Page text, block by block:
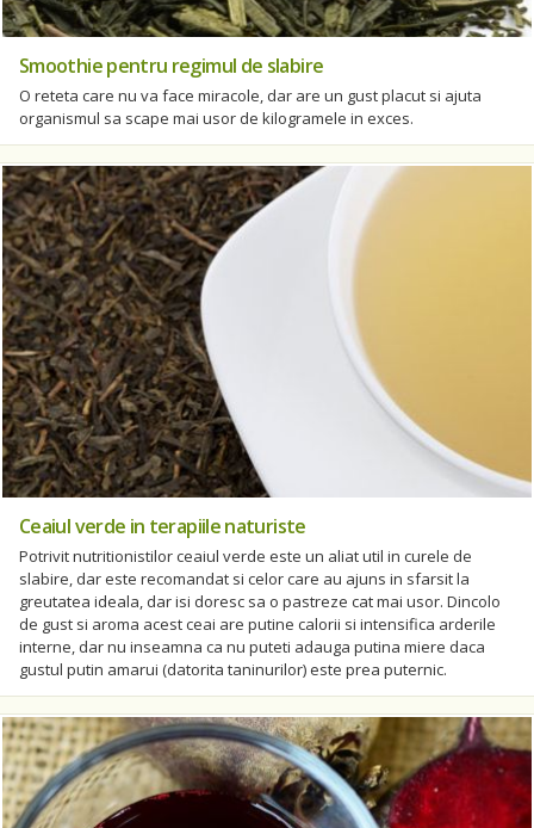
Smoothie pentru regimul de slabire
O reteta care nu va face miracole, dar are un gust placut si ajuta
organismul sa scape mai usor de kilogramele in exces.
Ceaiul verde in terapiile naturiste
Potrivit nutritionistilor ceaiul verde este un aliat util in curele de
slabire, dar este recomandat si celor care au ajuns in sfarsit la
greutatea ideala, dar isi doresc sa o pastreze cat mai usor. Dincolo
de gust si aroma acest ceai are putine calorii si intensifica arderile
interne, dar nu inseamna ca nu puteti adauga putina miere daca
gustul putin amarui (datorita taninurilor) este prea puternic.